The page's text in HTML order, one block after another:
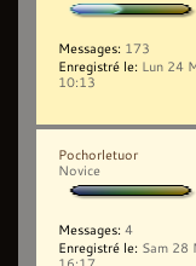
Messages: 173
Enregistré le: Lun 24
10:13
Pochorletuor
Novice
Messages: 4
Enregistré le: Sam 28